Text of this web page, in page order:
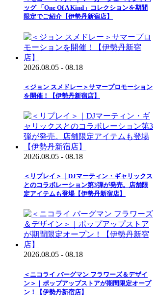
ッグ 「One Of A Kind」コレクションを期間
限定でご紹介【伊勢丹新宿店】
2026.08.05 - 08.18
＜ジョン スメドレー＞サマープロモーション
を開催！【伊勢丹新宿店】
2026.08.05 - 08.18
＜リプレイ＞｜DJマーティン・ギャリックス
とのコラボレーション第3弾が発売。店舗限
定アイテムも登場【伊勢丹新宿店】
2026.08.05 - 08.18
＜ニコライ バーグマン フラワーズ＆デザイ
ン＞｜ポップアップストアが期間限定オープ
ン！【伊勢丹新宿店】